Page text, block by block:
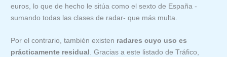
euros, lo que de hecho le sitúa como el sexto de España -
sumando todas las clases de radar- que más multa.
Por el contrario, también existen radares cuyo uso es
prácticamente residual . Gracias a este listado de Tráfico,